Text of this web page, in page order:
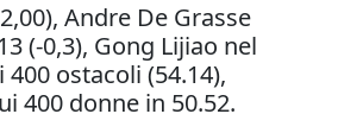
Andre De Grasse
(-0,3), Gong Lijiao nel
ostacoli (54.14),
400 donne in 50.52.